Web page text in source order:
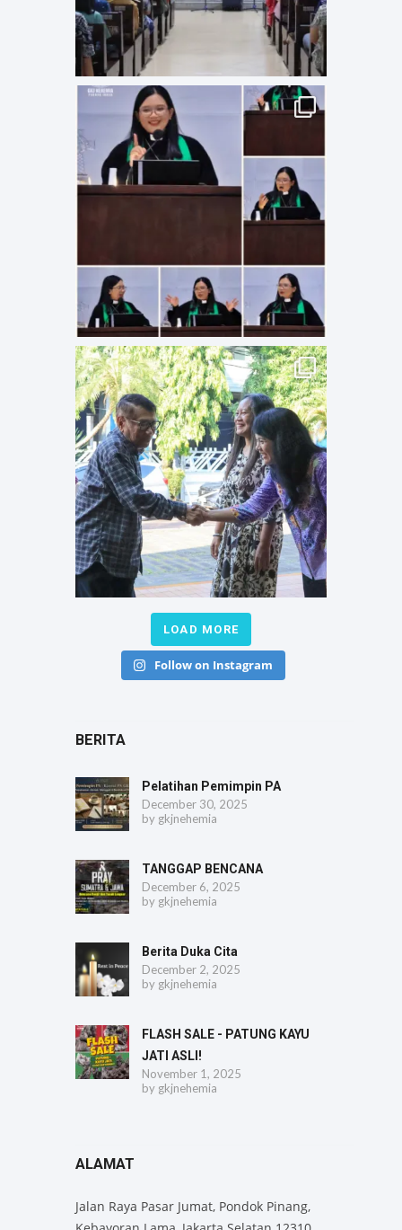
LOAD MORE
Follow on Instagram
BERITA
Pelatihan Pemimpin PA
December 30, 2025
by gkjnehemia
TANGGAP BENCANA
December 6, 2025
by gkjnehemia
Berita Duka Cita
December 2, 2025
by gkjnehemia
FLASH SALE - PATUNG KAYU
JATI ASLI!
November 1, 2025
by gkjnehemia
ALAMAT
Jalan Raya Pasar Jumat, Pondok Pinang,